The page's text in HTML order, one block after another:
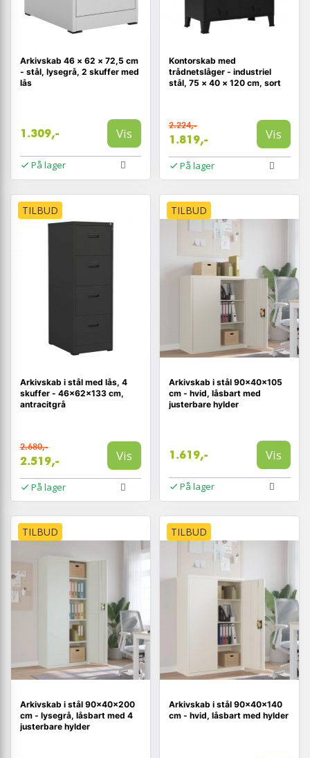
Arkivskab 46 × 62 × 72,5 cm
- stål, lysegrå, 2 skuffer med
lås
1.309,- Vis
På lager
Kontorskab med
trådnetslåger - industriel
stål, 75 × 40 × 120 cm, sort
2.224,-
1.819,- Vis
På lager
TILBUD
Arkivskab i stål med lås, 4
skuffer - 46×62×133 cm,
antracitgrå
2.680,-
2.519,- Vis
På lager
TILBUD
Arkivskab i stål 90×40×105
cm - hvid, låsbart med
justerbare hylder
1.619,- Vis
På lager
TILBUD
Arkivskab i stål 90×40×200
cm - lysegrå, låsbart med 4
justerbare hylder
TILBUD
Arkivskab i stål 90×40×140
cm - hvid, låsbart med hylder